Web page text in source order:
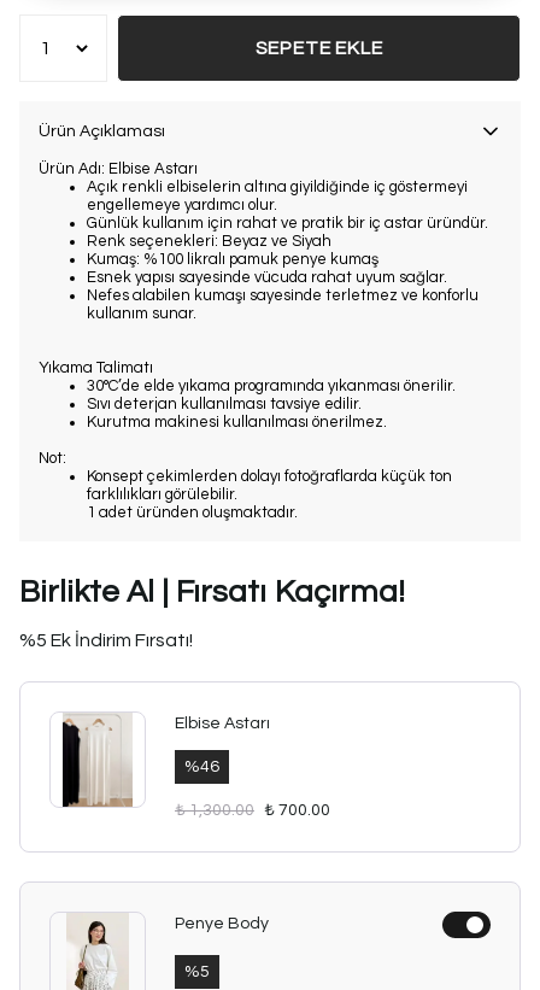
SEPETE EKLE
Ürün Açıklaması
Ürün Adı: Elbise Astarı
Açık renkli elbiselerin altına giyildiğinde iç göstermeyi
engellemeye yardımcı olur.
Günlük kullanım için rahat ve pratik bir iç astar üründür.
Renk seçenekleri: Beyaz ve Siyah
Kumaş: %100 likralı pamuk penye kumaş
Esnek yapısı sayesinde vücuda rahat uyum sağlar.
Nefes alabilen kumaşı sayesinde terletmez ve konforlu
kullanım sunar.
Yıkama Talimatı
30°C’de elde yıkama programında yıkanması önerilir.
Sıvı deterjan kullanılması tavsiye edilir.
Kurutma makinesi kullanılması önerilmez.
Not:
Konsept çekimlerden dolayı fotoğraflarda küçük ton
farklılıkları görülebilir.
1 adet üründen oluşmaktadır.
Birlikte Al | Fırsatı Kaçırma!
%5 Ek İndirim Fırsatı!
Elbise Astarı
%46
₺ 1,300.00 ₺ 700.00
Penye Body
%5